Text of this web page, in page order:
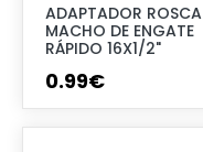
ADAPTADOR ROSCA
MACHO DE ENGATE
RÁPIDO 16X1/2"
0.99€